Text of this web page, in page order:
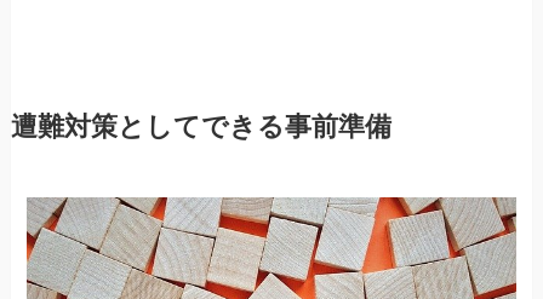
遭難対策としてできる事前準備